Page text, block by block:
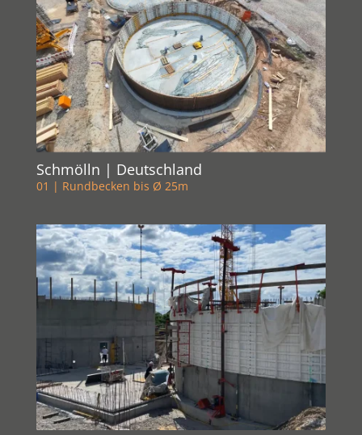
Schmölln | Deutschland
01 | Rundbecken bis Ø 25m